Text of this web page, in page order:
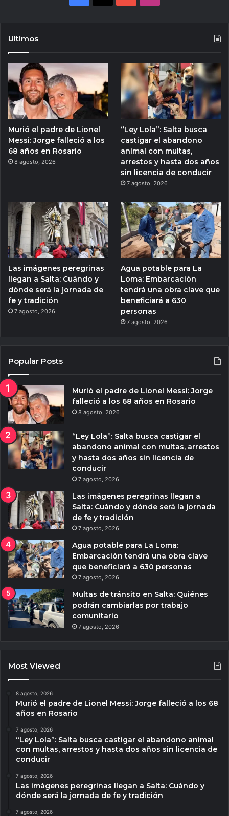
Ultimos
Murió el padre de Lionel
Messi: Jorge falleció a los
68 años en Rosario
8 agosto, 2026
“Ley Lola”: Salta busca
castigar el abandono
animal con multas,
arrestos y hasta dos años
sin licencia de conducir
7 agosto, 2026
Las imágenes peregrinas
llegan a Salta: Cuándo y
dónde será la jornada de
fe y tradición
7 agosto, 2026
Agua potable para La
Loma: Embarcación
tendrá una obra clave que
beneficiará a 630
personas
7 agosto, 2026
Popular Posts
Murió el padre de Lionel Messi: Jorge
falleció a los 68 años en Rosario
8 agosto, 2026
“Ley Lola”: Salta busca castigar el
abandono animal con multas, arrestos
y hasta dos años sin licencia de
conducir
7 agosto, 2026
Las imágenes peregrinas llegan a
Salta: Cuándo y dónde será la jornada
de fe y tradición
7 agosto, 2026
Agua potable para La Loma:
Embarcación tendrá una obra clave
que beneficiará a 630 personas
7 agosto, 2026
Multas de tránsito en Salta: Quiénes
podrán cambiarlas por trabajo
comunitario
7 agosto, 2026
Most Viewed
8 agosto, 2026
Murió el padre de Lionel Messi: Jorge falleció a los 68
años en Rosario
7 agosto, 2026
“Ley Lola”: Salta busca castigar el abandono animal
con multas, arrestos y hasta dos años sin licencia de
conducir
7 agosto, 2026
Las imágenes peregrinas llegan a Salta: Cuándo y
dónde será la jornada de fe y tradición
7 agosto, 2026